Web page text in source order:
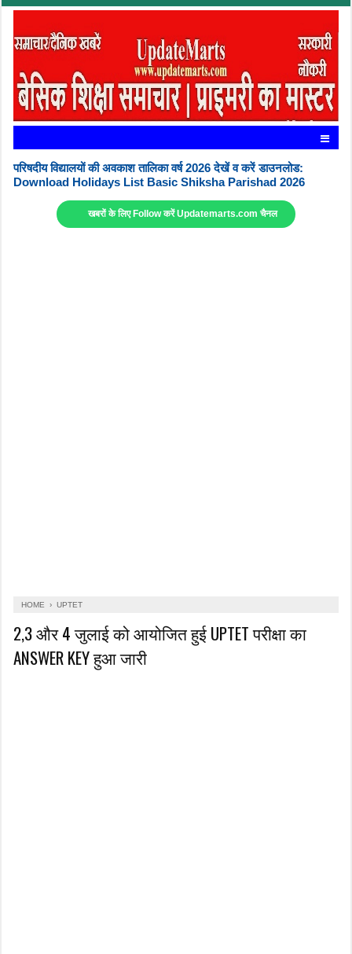
परिषदीय विद्यालयों की अवकाश तालिका वर्ष 2026 देखें व करें डाउनलोड:
Download Holidays List Basic Shiksha Parishad 2026
खबरों के लिए Follow करें Updatemarts.com चैनल
HOME ›UPTET
2,3 और 4 जुलाई को आयोजित हुई UPTET परीक्षा का
ANSWER KEY हुआ जारी